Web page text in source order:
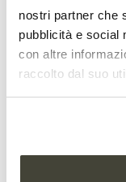
nostri partner che
pubblicità e social
con altre
raccolto dal suo
ridurre
spreco